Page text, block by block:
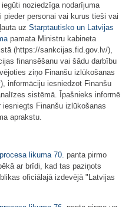
noziedzīga nodarījuma
personai vai kurus tieši vai
uz Starptautisko un Latvijas
pamata Ministru kabineta
(https://sankcijas.fid.gov.lv/),
finansēšanu vai šādu darbību
ziņo Finanšu izlūkošanas
informāciju iesniedzot Finanšu
sistēmā. Īpašnieks informē
Finanšu izlūkošanas
aprakstu.
likuma 70. panta pirmo
ar brīdi, kad tas paziņots
oficiālajā izdevējā "Latvijas